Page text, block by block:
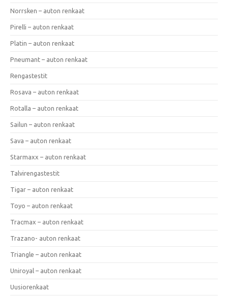
Norrsken – auton renkaat
Pirelli – auton renkaat
Platin – auton renkaat
Pneumant – auton renkaat
Rengastestit
Rosava – auton renkaat
Rotalla – auton renkaat
Sailun – auton renkaat
Sava – auton renkaat
Starmaxx – auton renkaat
Talvirengastestit
Tigar – auton renkaat
Toyo – auton renkaat
Tracmax – auton renkaat
Trazano- auton renkaat
Triangle – auton renkaat
Uniroyal – auton renkaat
Uusiorenkaat